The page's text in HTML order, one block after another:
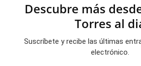
Descubre más
Torres al
Suscríbete y recibe las últimas
electrónico.